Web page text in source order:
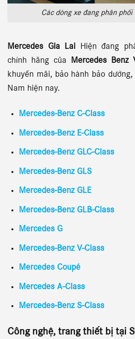
Các dòng xe đang phân phối
Mercedes Gia Lai Hiện đang
chính hãng của
Mercedes Benz
khuyến mãi, bảo hành bảo
Nam hiện nay.
Mercedes-Benz C-Class
Mercedes-Benz E-Class
Mercedes-Benz GLC-Class
Mercedes-Benz GLS
Mercedes-Benz GLE
Mercedes-Benz GLB-Class
Mercedes G
Mercedes-Benz V-Class
Mercedes Coupé
Mercedes A-Class
Mercedes-Benz S-Class
Công nghệ, trang thiết bị tại